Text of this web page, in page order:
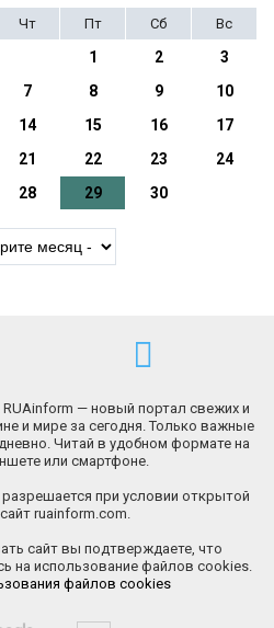
Чт Пт Сб Вс
1 2
3
7 8 9
10
14 15 16
17
21 22 23
24
28 29 30
RUAinform — новый портал свежих и
и мире за сегодня. Только важные
Читай в удобном формате на
или смартфоне.
при условии открытой
ruainform.com.
сайт вы подтверждаете, что
на использование файлов cookies.
файлов cookies